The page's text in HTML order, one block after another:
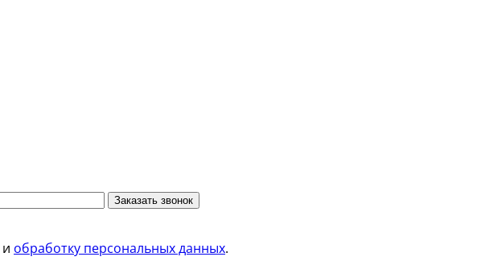
Заказать звонок
и обработку персональных данных.